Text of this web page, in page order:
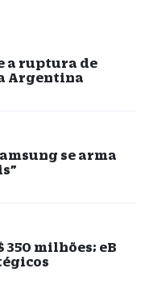
a ruptura de
Argentina
se arma
350 milhões; eB